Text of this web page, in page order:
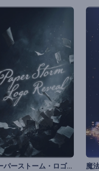
ペーパーストーム・ロゴ演出